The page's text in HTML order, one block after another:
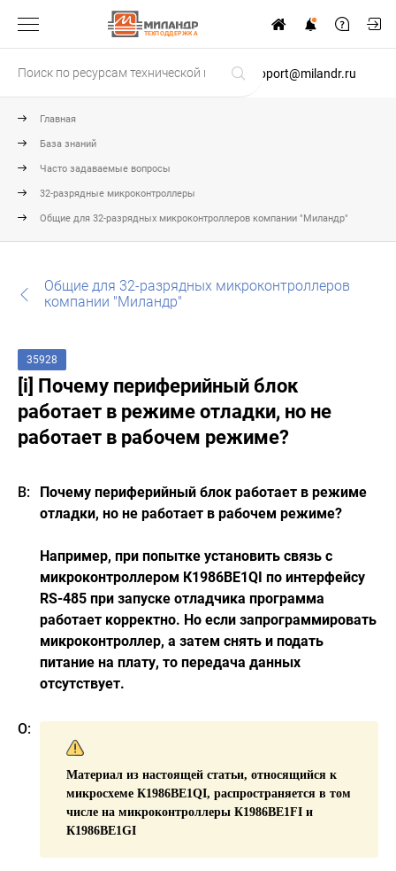
ТЕХПОДДЕРЖКА
support@milandr.ru
Главная
База знаний
Часто задаваемые вопросы
32-разрядные микроконтроллеры
Общие для 32-разрядных микроконтроллеров компании "Миландр"
Общие для 32-разрядных микроконтроллеров
компании "Миландр"
35928
[i] Почему периферийный блок
работает в режиме отладки, но не
работает в рабочем режиме?
Почему периферийный блок работает в режиме
отладки, но не работает в рабочем режиме?
Например, при попытке установить связь с
микроконтроллером К1986ВЕ1QI по интерфейсу
RS-485 при запуске отладчика программа
работает корректно. Но если запрограммировать
микроконтроллер, а затем снять и подать
питание на плату, то передача данных
отсутствует.
Материал из настоящей статьи, относящийся к
микросхеме К1986ВЕ1QI, распространяется в том
числе на микроконтроллеры К1986ВЕ1FI и
К1986ВЕ1GI